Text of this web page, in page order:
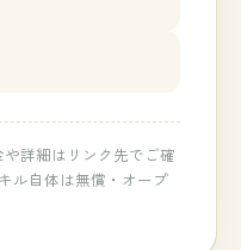
詳細はリンク先でご確
ル自体は無償・オープ